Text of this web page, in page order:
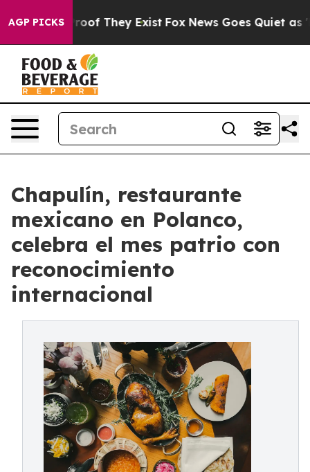
AGP PICKS
no Proof They Exist Fox News Goes Quiet as
Chapulín, restaurante
mexicano en Polanco,
celebra el mes patrio con
reconocimiento
internacional